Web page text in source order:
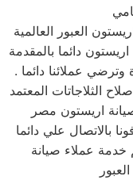
العبور العالمية
عملائنا دائما .
الثلاجاتات المعتمد
اريستون مصر
بالاتصال علي دائما
خدمة عملاء صيانة